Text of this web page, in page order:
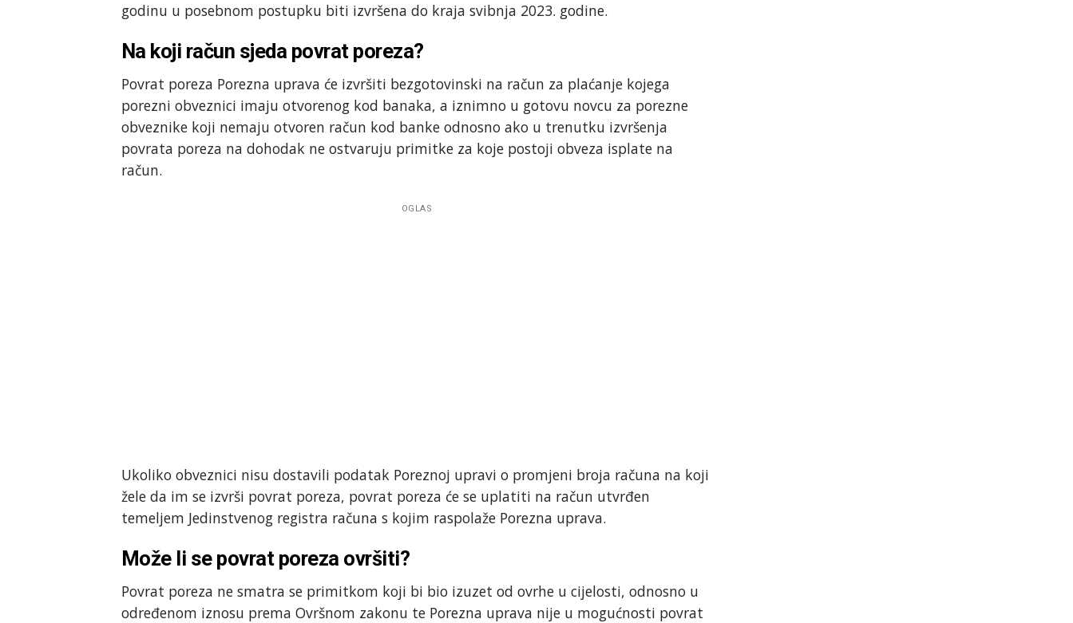
godinu u posebnom postupku biti izvršena do kraja svibnja 2023. godine.
Na koji račun sjeda povrat poreza?
Povrat poreza Porezna uprava će izvršiti bezgotovinski na račun za plaćanje kojega
porezni obveznici imaju otvorenog kod banaka, a iznimno u gotovu novcu za porezne
obveznike koji nemaju otvoren račun kod banke odnosno ako u trenutku izvršenja
povrata poreza na dohodak ne ostvaruju primitke za koje postoji obveza isplate na
račun.
OGLAS
Ukoliko obveznici nisu dostavili podatak Poreznoj upravi o promjeni broja računa na koji
žele da im se izvrši povrat poreza, povrat poreza će se uplatiti na račun utvrđen
temeljem Jedinstvenog registra računa s kojim raspolaže Porezna uprava.
Može li se povrat poreza ovršiti?
Povrat poreza ne smatra se primitkom koji bi bio izuzet od ovrhe u cijelosti, odnosno u
određenom iznosu prema Ovršnom zakonu te Porezna uprava nije u mogućnosti povrat